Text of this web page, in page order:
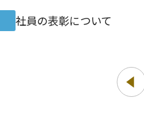
社員の表彰について